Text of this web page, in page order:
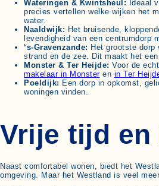
Wateringen & Kwintsheul: Ideaal
precies vertellen welke wijken het
water.
Naaldwijk: Het bruisende,
levendigheid van een centrumdorp
‘s-Gravenzande: Het grootste
strand en de zee. Dit maakt het
Monster & Ter Heijde: Voor de
makelaar in Monsteren in Ter
Poeldijk: Een dorp in opkomst,
woningen vinden.
Vrije tijd en
Naast comfortabel wonen, biedt het
omgeving. Maar het Westland is veel